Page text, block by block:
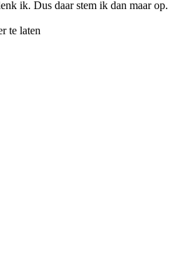
ik. Dus daar stem ik dan maar op.
te laten